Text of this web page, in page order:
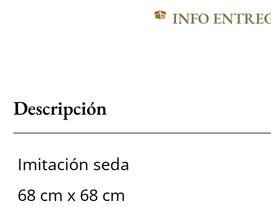
INFO
Descripción
Imitación seda
68 cm x 68 cm